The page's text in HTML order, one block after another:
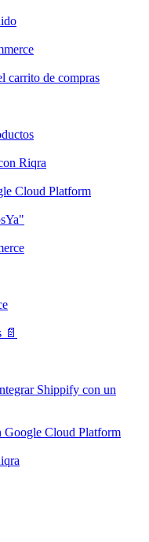
carrito de compras
Riqra
Cloud Platform
📄
Shippify con un
Cloud Platform